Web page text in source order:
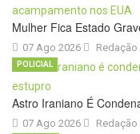
Mulher Fica Estado
07 Ago 2026 Redação
Astro Iraniano É
07 Ago 2026
POLICIAL
Redação